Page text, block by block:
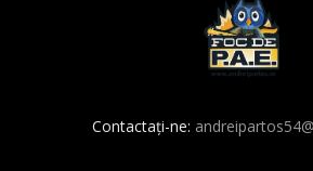
Contactați-ne: